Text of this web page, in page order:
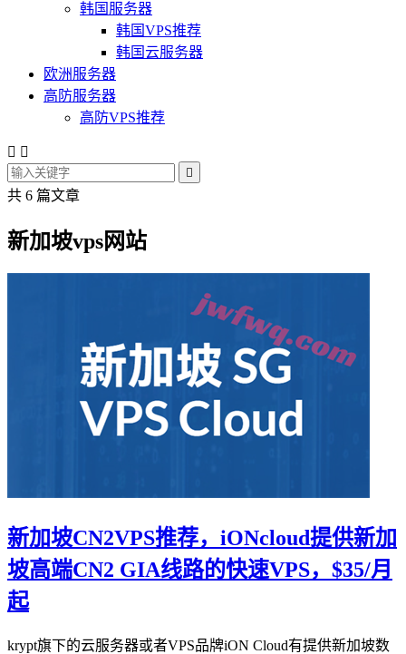
韩国服务器
韩国VPS推荐
韩国云服务器
欧洲服务器
高防服务器
高防VPS推荐
 

共 6 篇文章
新加坡vps网站
新加坡CN2VPS推荐，iONcloud提供新加
坡高端CN2 GIA线路的快速VPS，$35/月
起
krypt旗下的云服务器或者VPS品牌iON Cloud有提供新加坡数